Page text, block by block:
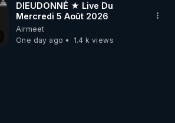
DIEUDONNÉ ★ Live Du
Mercredi 5 Août 2026
Airmeet
One day ago
1.4 k views